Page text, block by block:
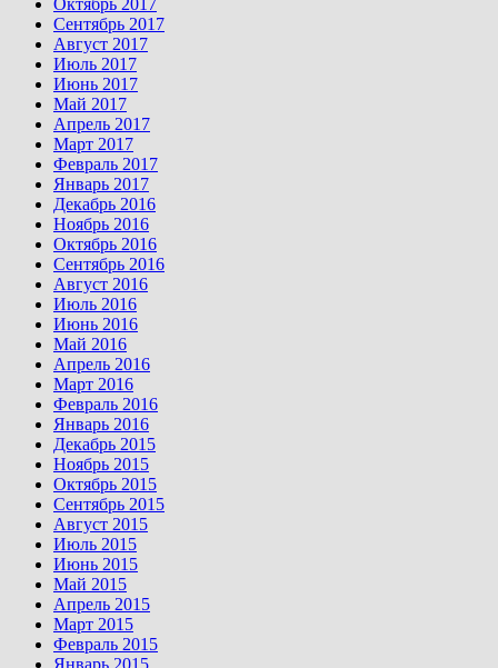
Октябрь 2017
Сентябрь 2017
Август 2017
Июль 2017
Июнь 2017
Май 2017
Апрель 2017
Март 2017
Февраль 2017
Январь 2017
Декабрь 2016
Ноябрь 2016
Октябрь 2016
Сентябрь 2016
Август 2016
Июль 2016
Июнь 2016
Май 2016
Апрель 2016
Март 2016
Февраль 2016
Январь 2016
Декабрь 2015
Ноябрь 2015
Октябрь 2015
Сентябрь 2015
Август 2015
Июль 2015
Июнь 2015
Май 2015
Апрель 2015
Март 2015
Февраль 2015
Январь 2015